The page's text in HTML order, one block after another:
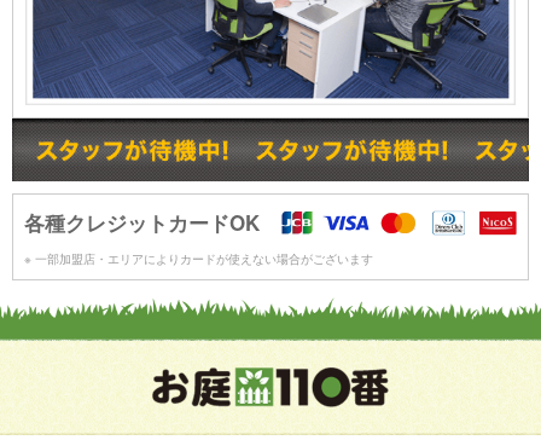
各種クレジットカードOK
※ 一部加盟店・エリアによりカードが使えない場合がございます